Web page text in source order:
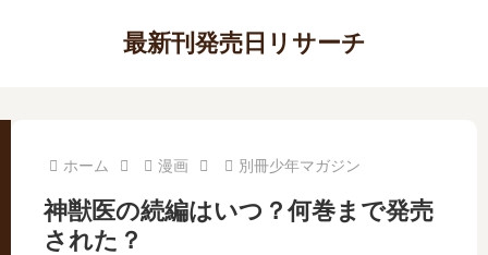
最新刊発売日リサーチ
ホーム 漫画 別冊少年マガジン
神獣医の続編はいつ？何巻まで発売
された？